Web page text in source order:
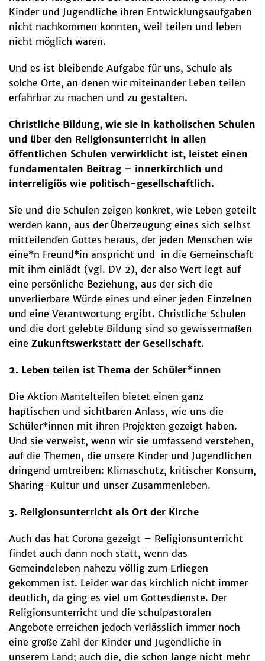
Kinder und Jugendliche ihren Entwicklungsaufgaben
nicht nachkommen konnten, weil teilen und leben
nicht möglich waren.
Und es ist bleibende Aufgabe für uns, Schule als
solche Orte, an denen wir miteinander Leben teilen
erfahrbar zu machen und zu gestalten.
Christliche Bildung, wie sie in katholischen Schulen
und über den Religionsunterricht in allen
öffentlichen Schulen verwirklicht ist, leistet einen
fundamentalen Beitrag – innerkirchlich und
interreligiös wie politisch-gesellschaftlich.
Sie und die Schulen zeigen konkret, wie Leben geteilt
werden kann, aus der Überzeugung eines sich selbst
mitteilenden Gottes heraus, der jeden Menschen wie
eine*n Freund*in anspricht und in die Gemeinschaft
mit ihm einlädt (vgl. DV 2), der also Wert legt auf
eine persönliche Beziehung, aus der sich die
unverlierbare Würde eines und einer jeden Einzelnen
und eine Verantwortung ergibt. Christliche Schulen
und die dort gelebte Bildung sind so gewissermaßen
eine Zukunftswerkstatt der Gesellschaft.
2. Leben teilen ist Thema der Schüler*innen
Die Aktion Mantelteilen bietet einen ganz
haptischen und sichtbaren Anlass, wie uns die
Schüler*innen mit ihren Projekten gezeigt haben.
Und sie verweist, wenn wir sie umfassend verstehen,
auf die Themen, die unsere Kinder und Jugendlichen
dringend umtreiben: Klimaschutz, kritischer Konsum,
Sharing-Kultur und unser Zusammenleben.
3. Religionsunterricht als Ort der Kirche
Auch das hat Corona gezeigt – Religionsunterricht
findet auch dann noch statt, wenn das
Gemeindeleben nahezu völlig zum Erliegen
gekommen ist. Leider war das kirchlich nicht immer
deutlich, da ging es viel um Gottesdienste. Der
Religionsunterricht und die schulpastoralen
Angebote erreichen jedoch verlässlich immer noch
eine große Zahl der Kinder und Jugendliche in
unserem Land; auch die, die schon lange nicht mehr